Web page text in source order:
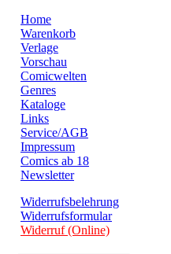
Home
Warenkorb
Verlage
Vorschau
Comicwelten
Genres
Kataloge
Links
Service/AGB
Impressum
Comics ab 18
Newsletter
Widerrufsbelehrung
Widerrufsformular
Widerruf (Online)